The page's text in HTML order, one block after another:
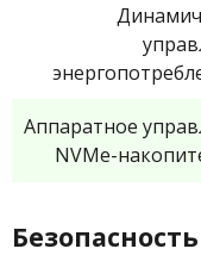
Аппаратное
NVMe-